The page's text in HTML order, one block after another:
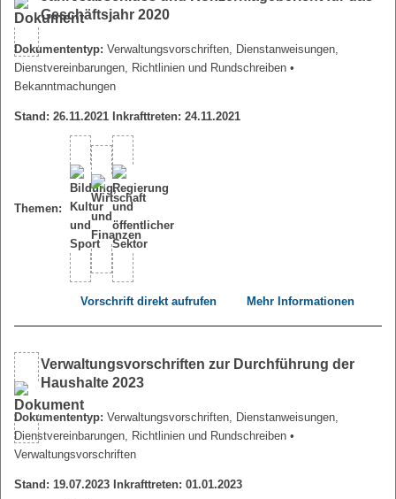
Geschäftsjahr 2020
Dokumententyp: Verwaltungsvorschriften, Dienstanweisungen,
Dienstvereinbarungen, Richtlinien und Rundschreiben •
Bekanntmachungen
Stand: 26.11.2021 Inkrafttreten: 24.11.2021
Themen:
Vorschrift direkt aufrufen Mehr Informationen
Verwaltungsvorschriften zur Durchführung der
Haushalte 2023
Dokumententyp: Verwaltungsvorschriften, Dienstanweisungen,
Dienstvereinbarungen, Richtlinien und Rundschreiben •
Verwaltungsvorschriften
Stand: 19.07.2023 Inkrafttreten: 01.01.2023